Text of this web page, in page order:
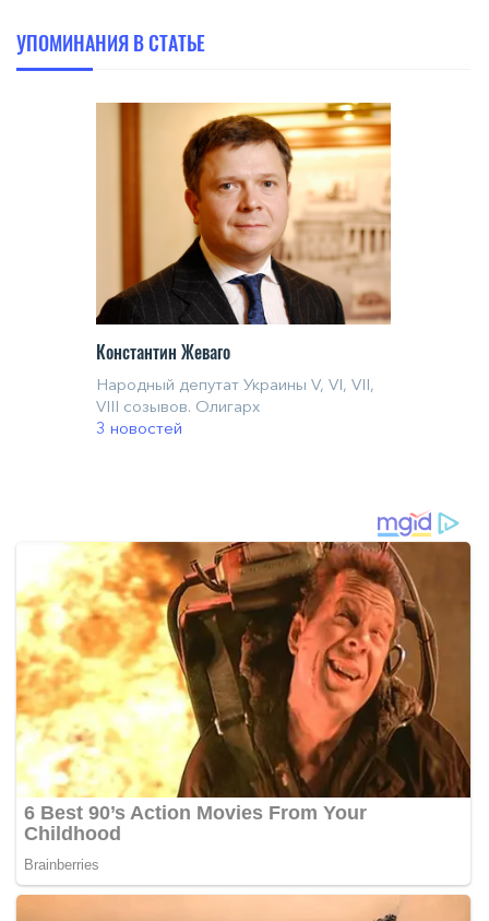
УПОМИНАНИЯ В СТАТЬЕ
Константин Жеваго
Народный депутат Украины V, VI, VII,
VIII созывов. Олигарх
3 новостей